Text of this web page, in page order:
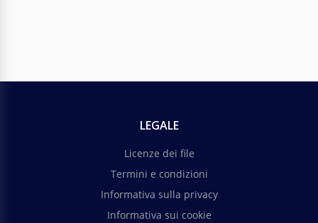
LEGALE
Licenze dei file
Termini e condizioni
Informativa sulla privacy
Informativa sui cookie